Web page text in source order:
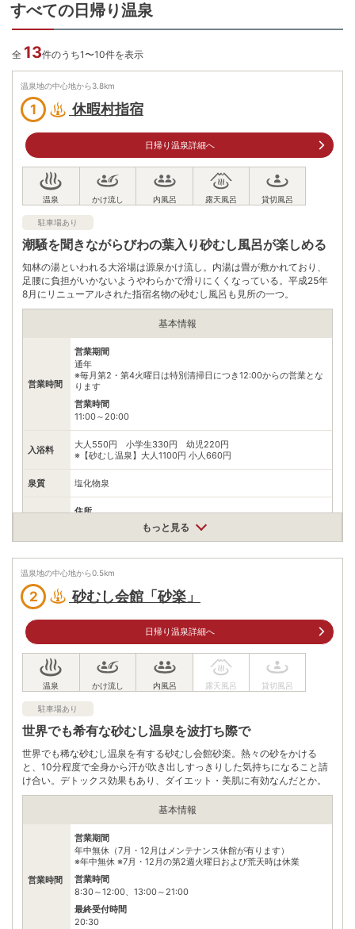
すべての日帰り温泉
全 13件のうち1〜10件を表示
温泉地の中心地から3.8km
1 休暇村指宿
日帰り温泉詳細へ
駐車場あり
潮騒を聞きながらびわの葉入り砂むし風呂が楽しめる
知林の湯といわれる大浴場は源泉かけ流し。内湯は畳が敷かれており、
足腰に負担がいかないようやわらかで滑りにくくなっている。平成25年
8月にリニューアルされた指宿名物の砂むし風呂も見所の一つ。
基本情報
営業時間
営業期間
通年
※毎月第2・第4火曜日は特別清掃日につき12:00からの営業とな
ります
営業時間
11:00～20:00
入浴料
大人550円 小学生330円 幼児220円
※【砂むし温泉】大人1100円 小人660円
泉質 塩化物泉
住所
鹿児島県指宿市東方10445
車
谷山ICから約50分
公共交通機関
JR指宿駅から送迎バスで約10分
駐車場 無料（100台）
電話番号 0993223211
※ 掲載情報は変更になる場合があります。最新の内容はご利用前にご自身でお
問合せください。
※ 料金情報は税込・税抜表記が混ざっております。正しい金額はご利用前にご
自身でお問合せください。
もっと見る
温泉地の中心地から0.5km
2 砂むし会館「砂楽」
日帰り温泉詳細へ
駐車場あり
世界でも希有な砂むし温泉を波打ち際で
世界でも稀な砂むし温泉を有する砂むし会館砂楽。熱々の砂をかける
と、10分程度で全身から汗が吹き出しすっきりした気持ちになること請
け合い。デトックス効果もあり、ダイエット・美肌に有効なんだとか。
基本情報
営業時間
営業期間
年中無休（7月・12月はメンテナンス休館が有ります）
※年中無休 ※7月・12月の第2週火曜日および荒天時は休業
営業時間
8:30～12:00、13:00～21:00
最終受付時間
20:30